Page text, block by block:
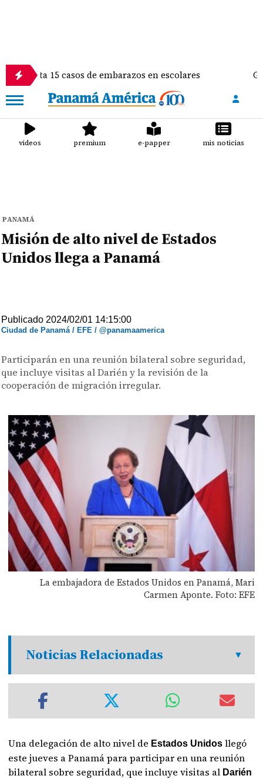
casos de embarazos en escolares Gimnasta
videos premium e-papper mis noticias
PANAMÁ
Misión de alto nivel de Estados
Unidos llega a Panamá
Publicado 2024/02/01 14:15:00
Ciudad de Panamá / EFE / @panamaamerica
Participarán en una reunión bilateral sobre seguridad,
que incluye visitas al Darién y la revisión de la
cooperación de migración irregular.
La embajadora de Estados Unidos en Panamá, Mari
Carmen Aponte. Foto: EFE
Noticias Relacionadas
Una delegación de alto nivel de Estados Unidos llegó
este jueves a Panamá para participar en una reunión
bilateral sobre seguridad, que incluye visitas al Darién